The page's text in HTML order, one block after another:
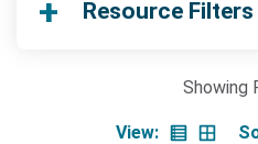
Search Terms
Resource Filters
Showing
View: